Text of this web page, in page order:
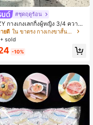
#ชุดฤดูร้อน
กางเกงเลกกิ้งผู้หญิง 3/4 ความย
ทรงเข้ารูป แต่งลูกไม้แบบปะติด
ง สำหรับวันหยุดฤดูร้อน
ยดี
ใน ขาตรง กางเกงขาสั้นผู้หญิง
sold
-10%